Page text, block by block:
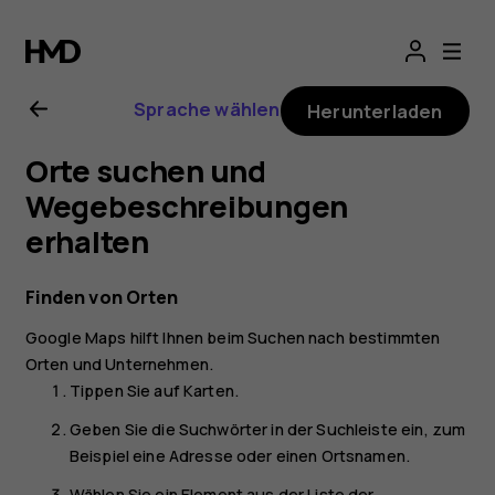
Nokia
5.3 Sprache wählen Herunterladen
Orte suchen und
Wegebeschreibungen
erhalten
Finden von Orten
Google Maps hilft Ihnen beim Suchen nach bestimmten
Orten und Unternehmen.
Tippen Sie aufKarten.
Geben Sie die Suchwörter in der Suchleiste ein, zum
Beispiel eine Adresse oder einen Ortsnamen.